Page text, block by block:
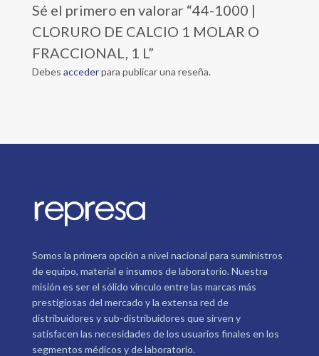
Sé el primero en valorar “44-1000 |
CLORURO DE CALCIO 1 MOLAR O
FRACCIONAL, 1 L”
Debes accederpara publicar una reseña.
Somos la primera opción a nivel nacional para suministros
de equipo, material e insumos de laboratorio. Nuestra
misión es ser el sólido vínculo entre las marcas más
prestigiosas del mercado y la extensa red de
distribuidores y sub-distribuidores que sirven y
satisfacen las necesidades de los usuarios finales en los
segmentos médicos y de laboratorio.